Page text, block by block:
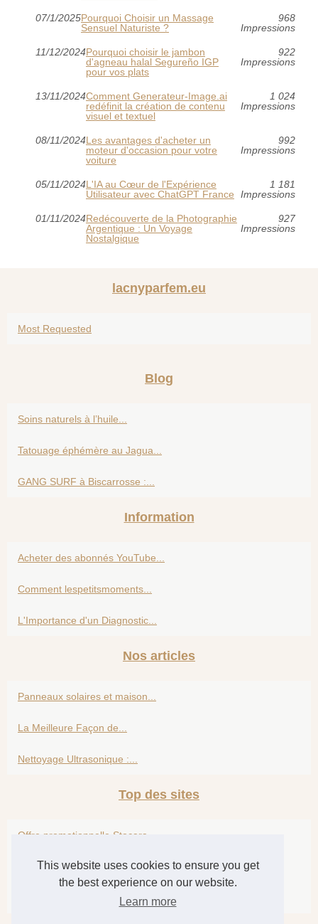
This website uses cookies to ensure you get
the best experience on our website.
Learn more
07/1/2025Pourquoi Choisir un Massage
Sensuel Naturiste ?
968
Impressions
11/12/2024Pourquoi choisir le jambon
d'agneau halal Segureño IGP
pour vos plats
922
Impressions
13/11/2024Comment Generateur-Image.ai
redéfinit la création de contenu
visuel et textuel
1 024
Impressions
08/11/2024Les avantages d'acheter un
moteur d'occasion pour votre
voiture
992
Impressions
05/11/2024L'IA au Cœur de l'Expérience
Utilisateur avec ChatGPT France
1 181
Impressions
01/11/2024Redécouverte de la Photographie
Argentique : Un Voyage
Nostalgique
927
Impressions
lacnyparfem.eu
Most Requested
Blog
Soins naturels à l’huile...
Tatouage éphémère au Jagua...
GANG SURF à Biscarrosse :...
Information
Acheter des abonnés YouTube...
Comment lespetitsmoments...
L'Importance d'un Diagnostic...
Nos articles
Panneaux solaires et maison...
La Meilleure Façon de...
Nettoyage Ultrasonique :...
Top des sites
Offre promotionnelle Stocara...
Les bons réflexes pour...
L'évolution des plans culs...